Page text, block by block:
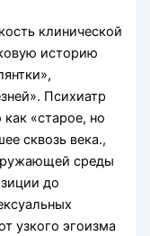
клинической
историю
Психиатр
«старое, но
сквозь века.,
среды
до
узкого эгоизма